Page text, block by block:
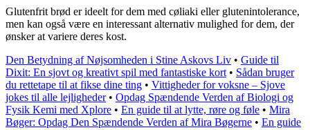
Glutenfrit brød er ideelt for dem med cøliaki eller glutenintolerance,
men kan også være en interessant alternativ mulighed for dem, der
ønsker at variere deres kost.
Den Betydning af Nøjsomheden i Stine Askovs Liv • Guide til
Dixit: En sjovt og kreativt spil med fantastiske kort • Sådan bruger
du rettetape til at fikse dine ting • Vittigheder for voksne – Sjove
jokes til alle lejligheder• Opdag Spændende Verden af Biologi og
Fysik Kemi med Xplore • En guide til at lytte, røre og føle • Mira
Bøger: Opdag Den Spændende Verden af Mira Bøgerne • En guide